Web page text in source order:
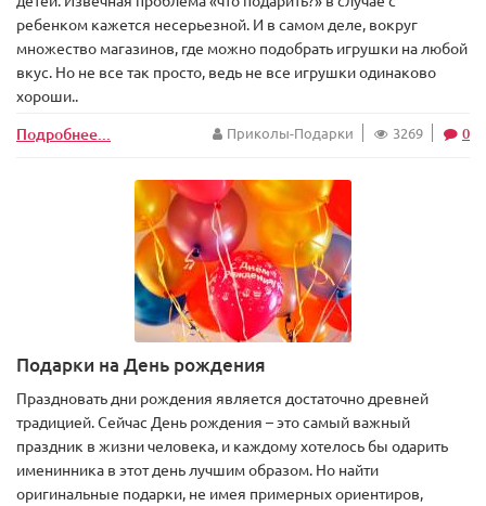
ребенком кажется несерьезной. И в самом деле, вокруг
множество магазинов, где можно подобрать игрушки на любой
вкус. Но не все так просто, ведь не все игрушки одинаково
хороши..
Подробнее... Приколы-Подарки 3269 0
Подарки на День рождения
Праздновать дни рождения является достаточно древней
традицией. Сейчас День рождения – это самый важный
праздник в жизни человека, и каждому хотелось бы одарить
именинника в этот день лучшим образом. Но найти
оригинальные подарки, не имея примерных ориентиров,